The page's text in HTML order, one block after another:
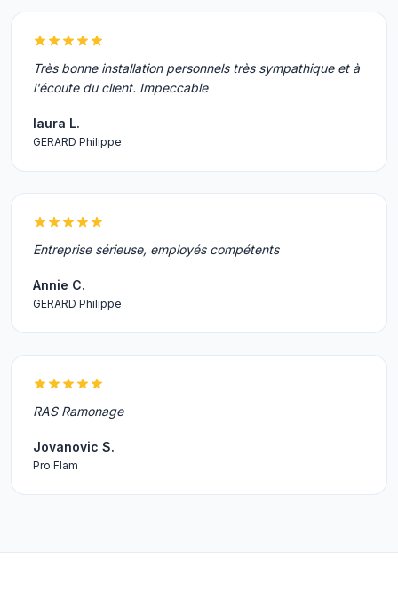
Très bonne installation personnels très sympathique et à
l'écoute du client. Impeccable
laura L.
GERARD Philippe
Entreprise sérieuse, employés compétents
Annie C.
GERARD Philippe
RAS Ramonage
Jovanovic S.
Pro Flam